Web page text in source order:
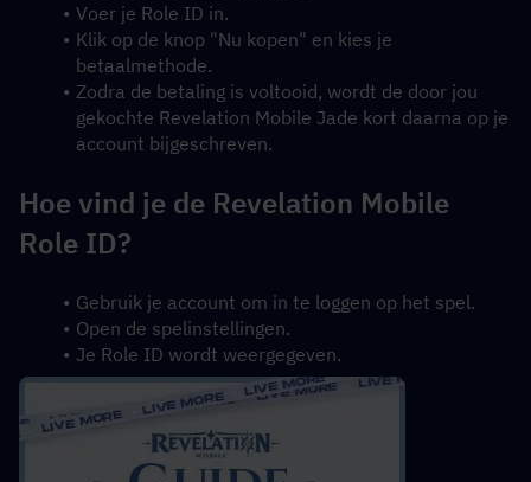
Voer je Role ID in.
Klik op de knop "Nu kopen" en kies je
betaalmethode.
Zodra de betaling is voltooid, wordt de door jou
gekochte Revelation Mobile Jade kort daarna op je
account bijgeschreven.
Hoe vind je de Revelation Mobile
Role ID?
Gebruik je account om in te loggen op het spel.
Open de spelinstellingen.
Je Role ID wordt weergegeven.